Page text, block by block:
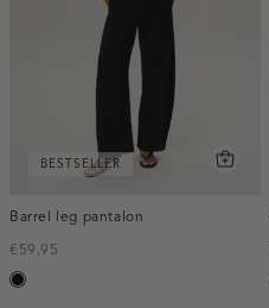
BESTSELLER
Barrel leg pantalon
€59.95
zwart